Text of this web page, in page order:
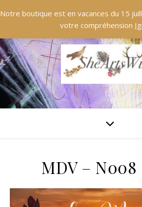
Notre boutique est en vacances du 15
votre compréhension
MDV – N008